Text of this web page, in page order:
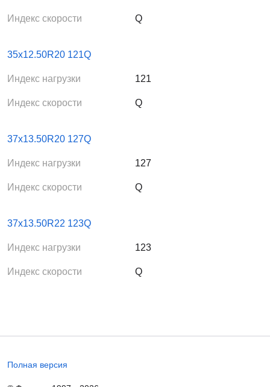
Индекс скорости Q
35x12.50R20 121Q
Индекс нагрузки 121
Индекс скорости Q
37x13.50R20 127Q
Индекс нагрузки 127
Индекс скорости Q
37x13.50R22 123Q
Индекс нагрузки 123
Индекс скорости Q
Полная версия